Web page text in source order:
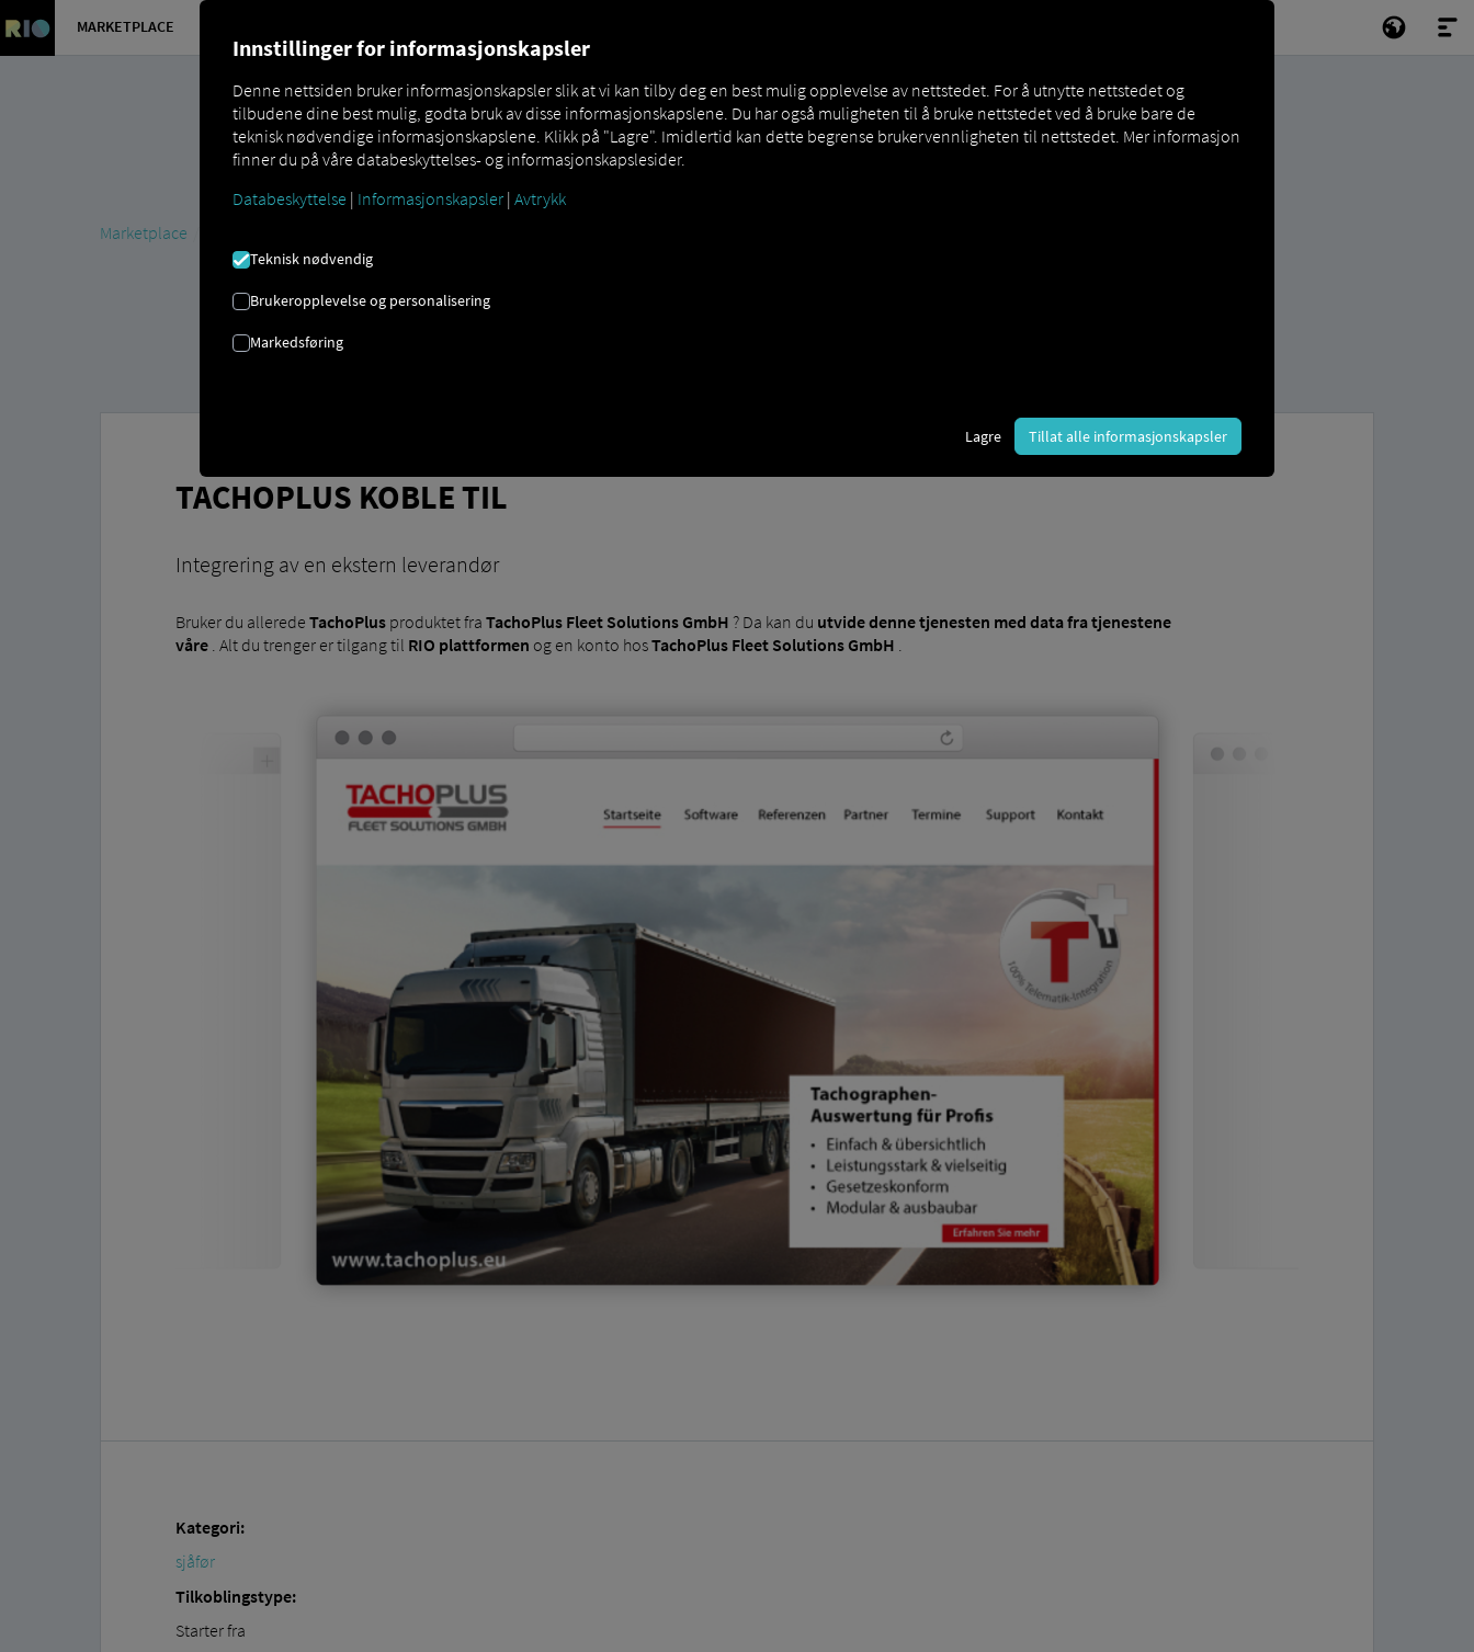
MARKETPLACE
Marketplace
TACHOPLUS KOBLE TIL
Integrering av en ekstern leverandør
Bruker du allerede TachoPlusproduktet fra TachoPlus Fleet Solutions GmbH ? Da kan du utvide denne tjenesten med data fra tjenestene
våre. Alt du trenger er tilgang til RIO plattformen og en konto hosTachoPlus Fleet Solutions GmbH .
Kategori:
sjåfør
Tilkoblingstype:
Starter fra
Innstillinger for informasjonskapsler
Denne nettsiden bruker informasjonskapsler slik at vi kan tilby deg en best mulig opplevelse av nettstedet. For å utnytte nettstedet og
tilbudene dine best mulig, godta bruk av disse informasjonskapslene. Du har også muligheten til å bruke nettstedet ved å bruke bare de
teknisk nødvendige informasjonskapslene. Klikk på "Lagre". Imidlertid kan dette begrense brukervennligheten til nettstedet. Mer informasjon
finner du på våre databeskyttelses- og informasjonskapslesider.
Databeskyttelse | Informasjonskapsler | Avtrykk
Teknisk nødvendig
Brukeropplevelse og personalisering
Markedsføring
Lagre Tillat alle informasjonskapsler